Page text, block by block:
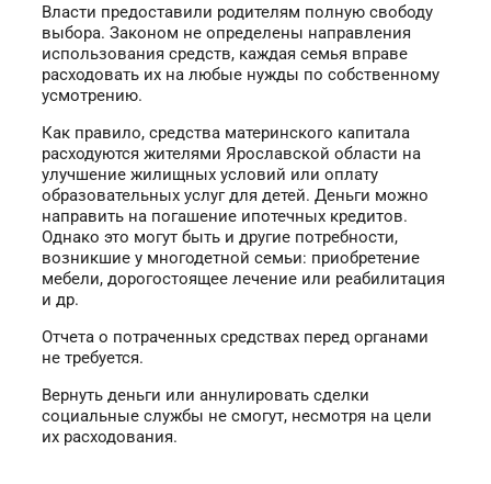
Власти предоставили родителям полную свободу
выбора. Законом не определены направления
использования средств, каждая семья вправе
расходовать их на любые нужды по собственному
усмотрению.
Как правило, средства материнского капитала
расходуются жителями Ярославской области на
улучшение жилищных условий или оплату
образовательных услуг для детей. Деньги можно
направить на погашение ипотечных кредитов.
Однако это могут быть и другие потребности,
возникшие у многодетной семьи: приобретение
мебели, дорогостоящее лечение или реабилитация
и др.
Отчета о потраченных средствах перед органами
не требуется.
Вернуть деньги или аннулировать сделки
социальные службы не смогут, несмотря на цели
их расходования.